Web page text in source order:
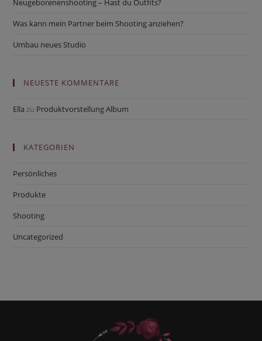
Neugeborenenshooting – Hast du Outfits?
Was kann mein Partner beim Shooting anziehen?
Umbau neues Studio
NEUESTE KOMMENTARE
Ella zu Produktvorstellung Album
KATEGORIEN
Persönliches
Produkte
Shooting
Uncategorized